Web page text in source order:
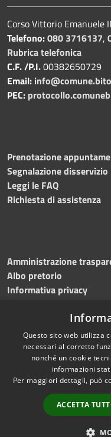
Corso Vittorio Emanuele
Telefono:080 3716137,
Rubrica telefonica
C.F. /P.I.00382650729
Email:
PEC:
Prenotazione
Segnalazione disservizio
Leggi le FAQ
Richiesta di assistenza
Amministrazione
Albo pretorio
Informativa privacy
Dichiarazione di
RSS
Accessibilità
Questo sito web utilizza
necessari al corretto
nonché un cookie
informazioni
Per maggiori dettagli, può
ACCETTA